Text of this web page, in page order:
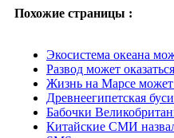
Похожие страницы :
Экосистема океана
Развод может
Жизнь на Марсе может
Древнеегипетская
Бабочки
Китайские СМИ